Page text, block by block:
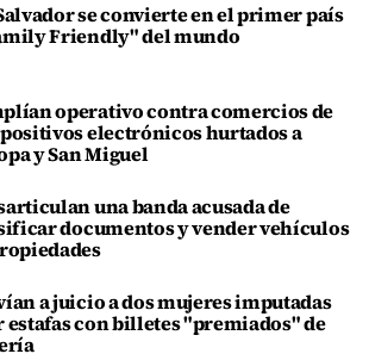
se convierte en el primer país
Friendly" del mundo
operativo contra comercios de
electrónicos hurtados a
y San Miguel
una banda acusada de
documentos y vender vehículos
a juicio a dos mujeres imputadas
estafas con billetes "premiados" de